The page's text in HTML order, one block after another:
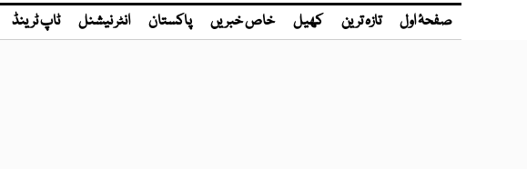
صفحۂ اول تازہ ترین کھیل خاص خبریں پاکستان انٹر نیشنل ٹاپ ٹرینڈ